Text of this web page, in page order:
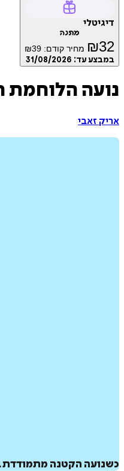
דיגיטלי
מתנה
₪32 מחיר קודם: ₪39
במבצע עד: 31/08/2026
נועה הלוחמת
אריק זאבי‏
כשנועה הקטנה מתמודדת